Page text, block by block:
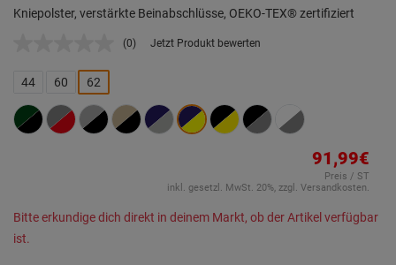
Kniepolster, verstärkte Beinabschlüsse, OEKO-TEX® zertifiziert
Kein
derselben
Seite.
(0) Jetzt Produkt bewerten
44 60 62
91,99€
Preis / ST
inkl. gesetzl. MwSt. 20%, zzgl. Versandkosten.
Bitte erkundige dich direkt in deinem Markt, ob der Artikel verfügbar
ist.